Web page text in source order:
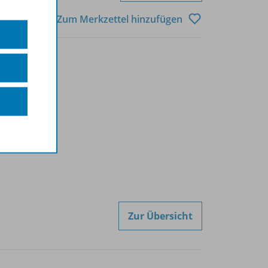
Zum Merkzettel hinzufügen
Zur Übersicht